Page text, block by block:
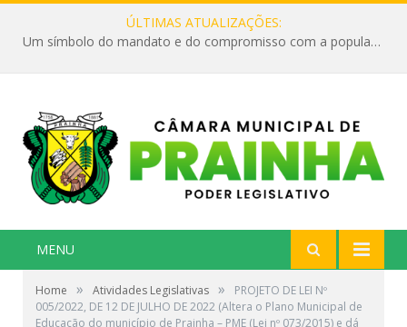
ÚLTIMAS ATUALIZAÇÕES:
Um símbolo do mandato e do compromisso com a população
MENU
Home » Atividades Legislativas »
PROJETO DE LEI Nº
005/2022, DE 12 DE JULHO DE 2022 (Altera o Plano Municipal de
Educação do município de Prainha – PME (Lei nº 073/2015) e dá